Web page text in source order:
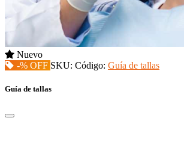
Nuevo
-% OFF SKU: Código: Guía de tallas
Guía de tallas